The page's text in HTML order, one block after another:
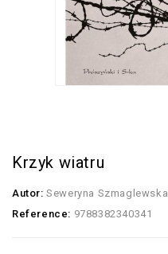
Krzyk wiatru
Autor: Seweryna Szmaglewska
Reference: 9788382340341